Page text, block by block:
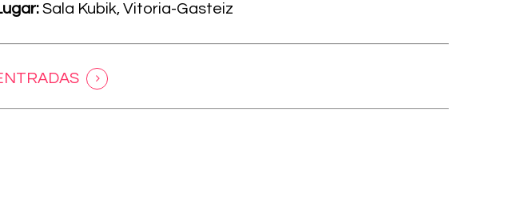
Sala Kubik, Vitoria-Gasteiz